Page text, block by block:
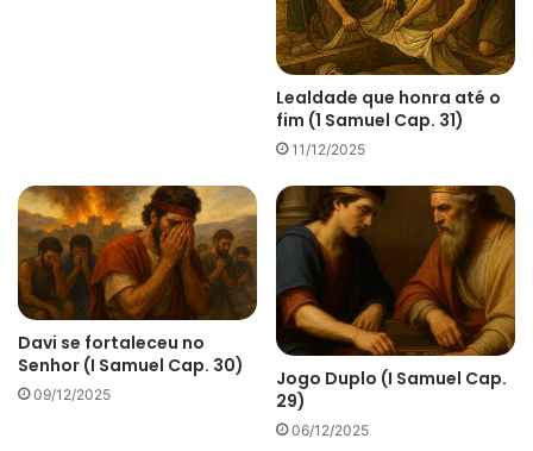
Lealdade que honra até o
fim (1 Samuel Cap. 31)
11/12/2025
Davi se fortaleceu no
Senhor (I Samuel Cap. 30)
09/12/2025
Jogo Duplo (I Samuel Cap.
29)
06/12/2025